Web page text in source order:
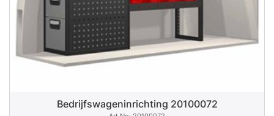
Bedrijfswageninrichting 20100072